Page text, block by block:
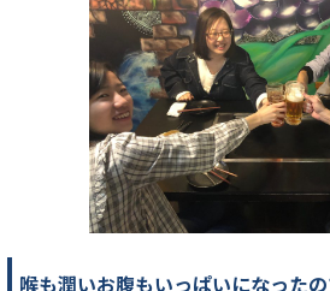
喉も潤いお腹もいっぱいになった